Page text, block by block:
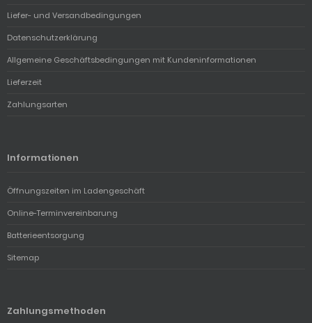
Liefer- und Versandbedingungen
Datenschutzerklärung
Allgemeine Geschäftsbedingungen mit Kundeninformationen
Lieferzeit
Zahlungsarten
Informationen
Öffnungszeiten im Ladengeschäft
Online-Terminvereinbarung
Batterieentsorgung
Sitemap
Zahlungsmethoden